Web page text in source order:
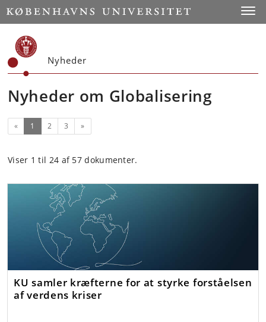
Start
Nyheder
Nyheder om Globalisering
« 1 (nuværende)
2 3 Næste
»
Viser 1 til 24 af 57 dokumenter.
KU samler kræfterne for at styrke forståelsen
af verdens kriser